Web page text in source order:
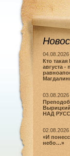
04.08.2026
Кто
августа -
03.08.2026
НАД
02.08.2026
«И
небо…»